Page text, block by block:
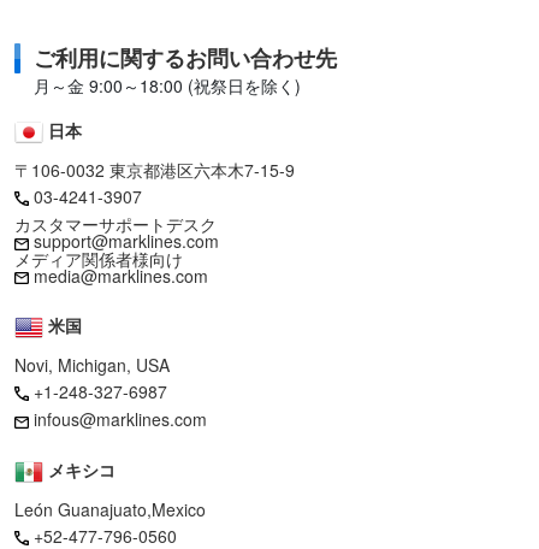
ご利用に関するお問い合わせ先
月～金 9:00～18:00 (祝祭日を除く)
日本
〒106-0032 東京都港区六本木7-15-9
03-4241-3907
カスタマーサポートデスク
support@marklines.com
メディア関係者様向け
media@marklines.com
米国
Novi, Michigan, USA
+1-248-327-6987
infous@marklines.com
メキシコ
León Guanajuato,Mexico
+52-477-796-0560